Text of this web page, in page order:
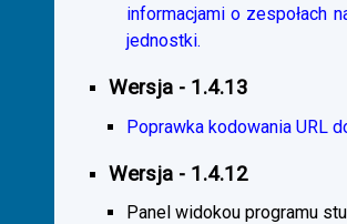
informacjami o zespołach
jednostki.
Wersja - 1.4.13
Poprawka kodowania URL
Wersja - 1.4.12
Panel widokou programu